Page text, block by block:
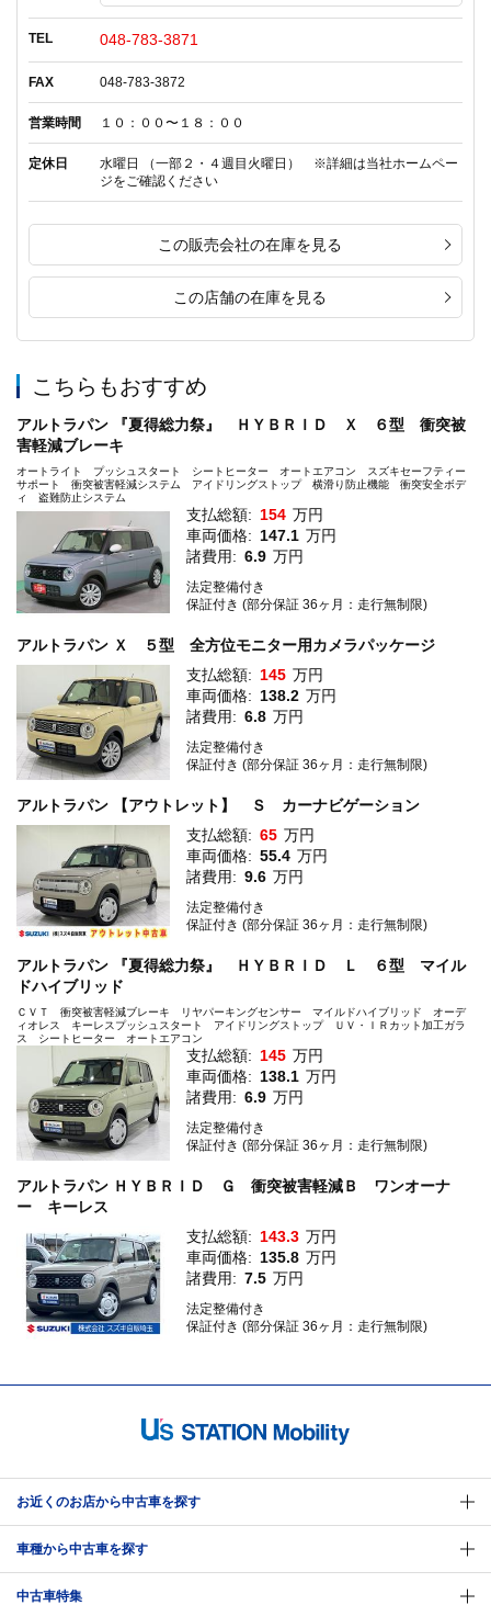
TEL 048-783-3871
FAX 048-783-3872
営業時間 １０：００〜１８：００
定休日
水曜日 （一部２・４週目火曜日） ※詳細は当社ホームペー
ジをご確認ください
この販売会社の在庫を見る
この店舗の在庫を見る
こちらもおすすめ
アルトラパン 『夏得総力祭』 ＨＹＢＲＩＤ Ｘ ６型 衝突被
害軽減ブレーキ
オートライト プッシュスタート シートヒーター オートエアコン スズキセーフティー
サポート 衝突被害軽減システム アイドリングストップ 横滑り防止機能 衝突安全ボデ
ィ 盗難防止システム
支払総額: 154 万円
車両価格: 147.1 万円
諸費用: 6.9 万円
法定整備付き
保証付き (部分保証 36ヶ月：走行無制限)
アルトラパン Ｘ ５型 全方位モニター用カメラパッケージ
支払総額: 145 万円
車両価格: 138.2 万円
諸費用: 6.8 万円
法定整備付き
保証付き (部分保証 36ヶ月：走行無制限)
アルトラパン 【アウトレット】 Ｓ カーナビゲーション
支払総額: 65 万円
車両価格: 55.4 万円
諸費用: 9.6 万円
法定整備付き
保証付き (部分保証 36ヶ月：走行無制限)
アルトラパン 『夏得総力祭』 ＨＹＢＲＩＤ Ｌ ６型 マイル
ドハイブリッド
ＣＶＴ 衝突被害軽減ブレーキ リヤパーキングセンサー マイルドハイブリッド オーデ
ィオレス キーレスプッシュスタート アイドリングストップ ＵＶ・ＩＲカット加工ガラ
ス シートヒーター オートエアコン
支払総額: 145 万円
車両価格: 138.1 万円
諸費用: 6.9 万円
法定整備付き
保証付き (部分保証 36ヶ月：走行無制限)
アルトラパン ＨＹＢＲＩＤ Ｇ 衝突被害軽減Ｂ ワンオーナ
ー キーレス
支払総額: 143.3 万円
車両価格: 135.8 万円
諸費用: 7.5 万円
法定整備付き
保証付き (部分保証 36ヶ月：走行無制限)
お近くのお店から中古車を探す
車種から中古車を探す
中古車特集